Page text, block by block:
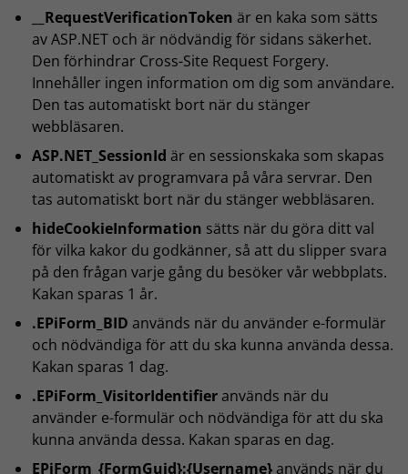
__RequestVerificationToken är en kaka som sätts
av ASP.NET och är nödvändig för sidans säkerhet.
Den förhindrar Cross-Site Request Forgery.
Innehåller ingen information om dig som användare.
Den tas automatiskt bort när du stänger
webbläsaren.
ASP.NET_SessionId är en sessionskaka som skapas
automatiskt av programvara på våra servrar. Den
tas automatiskt bort när du stänger webbläsaren.
hideCookieInformation sätts när du göra ditt val
för vilka kakor du godkänner, så att du slipper svara
på den frågan varje gång du besöker vår webbplats.
Kakan sparas 1 år.
.EPiForm_BID används när du använder e-formulär
och nödvändiga för att du ska kunna använda dessa.
Kakan sparas 1 dag.
.EPiForm_VisitorIdentifieranvänds när du
använder e-formulär och nödvändiga för att du ska
kunna använda dessa. Kakan sparas en dag.
EPiForm_{FormGuid}:{Username}används när du